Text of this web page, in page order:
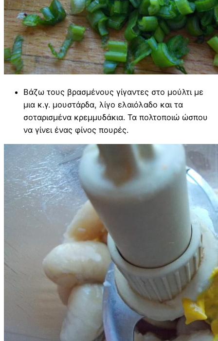
Βάζω τους βρασμένους γίγαντες στο μούλτι με
μια κ.γ. μουστάρδα, λίγο ελαιόλαδο και τα
σοταρισμένα κρεμμυδάκια. Τα πολτοποιώ ώσπου
να γίνει ένας φίνος πουρές.